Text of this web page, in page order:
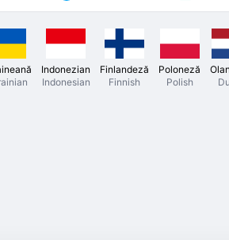
Indonezian
Indonesian
Finlandeză
Finnish
Poloneză
Polish